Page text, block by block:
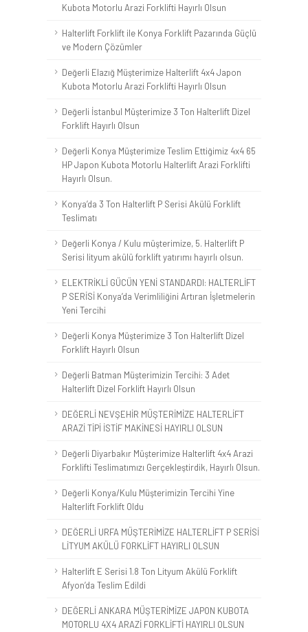
Kubota Motorlu Arazi Forklifti Hayırlı Olsun
Halterlift Forklift ile Konya Forklift Pazarında Güçlü
ve Modern Çözümler
Değerli Elazığ Müşterimize Halterlift 4x4 Japon
Kubota Motorlu Arazi Forklifti Hayırlı Olsun
Değerli İstanbul Müşterimize 3 Ton Halterlift Dizel
Forklift Hayırlı Olsun
Değerli Konya Müşterimize Teslim Ettiğimiz 4x4 65
HP Japon Kubota Motorlu Halterlift Arazi Forklifti
Hayırlı Olsun.
Konya’da 3 Ton Halterlift P Serisi Akülü Forklift
Teslimatı
Değerli Konya / Kulu müşterimize, 5. Halterlift P
Serisi lityum akülü forklift yatırımı hayırlı olsun.
ELEKTRİKLİ GÜCÜN YENİ STANDARDI: HALTERLİFT
P SERİSİ Konya’da Verimliliğini Artıran İşletmelerin
Yeni Tercihi
Değerli Konya Müşterimize 3 Ton Halterlift Dizel
Forklift Hayırlı Olsun
Değerli Batman Müşterimizin Tercihi: 3 Adet
Halterlift Dizel Forklift Hayırlı Olsun
DEĞERLİ NEVŞEHİR MÜŞTERİMİZE HALTERLİFT
ARAZİ TİPİ İSTİF MAKİNESİ HAYIRLI OLSUN
Değerli Diyarbakır Müşterimize Halterlift 4x4 Arazi
Forklifti Teslimatımızı Gerçekleştirdik, Hayırlı Olsun.
Değerli Konya/Kulu Müşterimizin Tercihi Yine
Halterlift Forklift Oldu
DEĞERLİ URFA MÜŞTERİMİZE HALTERLİFT P SERİSİ
LİTYUM AKÜLÜ FORKLİFT HAYIRLI OLSUN
Halterlift E Serisi 1.8 Ton Lityum Akülü Forklift
Afyon’da Teslim Edildi
DEĞERLİ ANKARA MÜŞTERİMİZE JAPON KUBOTA
MOTORLU 4X4 ARAZİ FORKLİFTİ HAYIRLI OLSUN